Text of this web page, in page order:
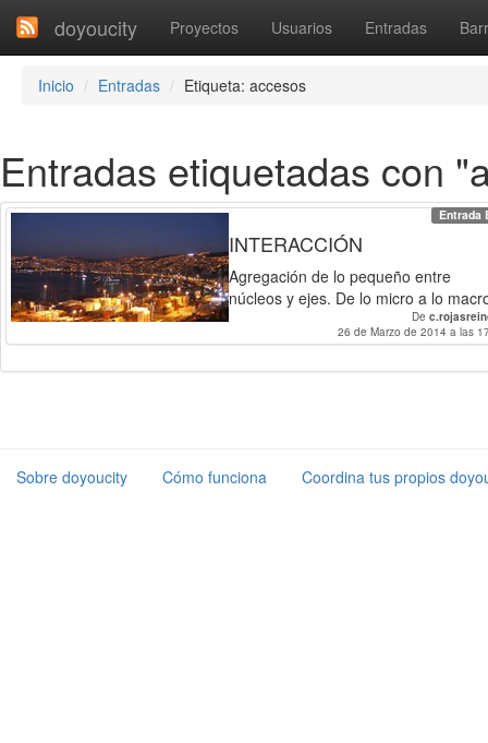
doyoucity Proyectos Usuarios Entradas
Inicio Entradas Etiqueta: accesos
Entradas etiquetadas con
Entrada
INTERACCIÓN
Agregación de lo pequeño entre
núcleos y ejes. De lo micro a lo
De
26 de Marzo de 2014 a las
Sobre doyoucity Cómo funciona Coordina tus propios